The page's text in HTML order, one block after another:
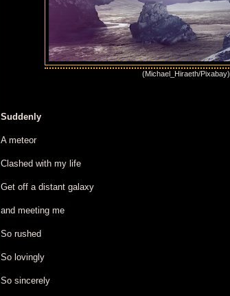
(Michael_Hiraeth/Pixabay)
Suddenly
A meteor
Clashed with my life
Get off a distant galaxy
and meeting me
So rushed
So lovingly
So sincerely